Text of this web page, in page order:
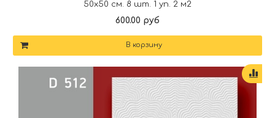
50х50 см. 8 шт. 1 уп. 2 м2
600.00 руб
В корзину